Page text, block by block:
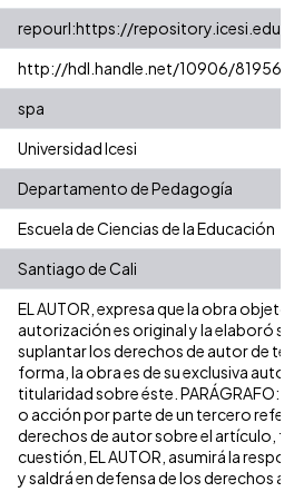
repourl:https://
http://hdl.handle.net/10906/81956
spa
Universidad Icesi
Departamento de Pedagogía
Escuela de Ciencias de la Educación
Santiago de Cali
EL AUTOR, expresa que la obra
autorización es original y la elaboró
suplantar los derechos de autor de
forma, la obra es de su exclusiva
titularidad sobre éste. PARÁGRAFO:
o acción por parte de un tercero
derechos de autor sobre el artículo,
cuestión, EL AUTOR, asumirá la
y saldrá en defensa de los derechos